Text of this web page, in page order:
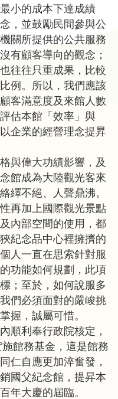
小的成本下達成績
，並鼓勵民間參與公
關所提供的公共服務
有顧客導向的觀念；
往往只重成果，比較
例。所以，我們應該
客滿意度及來館人數
估本館「效率」與
企業的經營理念提昇
偉大功績影響，及
館成為大陸觀光客來
繹不絕、人聲鼎沸。
再加上國際觀光景點
內部空間的使用，都
紀念品中心裡擁擠的
人一直在思索針對服
功能如何規劃，此項
；至於，如何說服多
們必須面對的嚴峻挑
握，誠屬可惜。
利奉行政院核定，
館務基金，這是館務
仁自應更加淬奮發，
國父紀念館，提昇本
年大慶的屆臨。